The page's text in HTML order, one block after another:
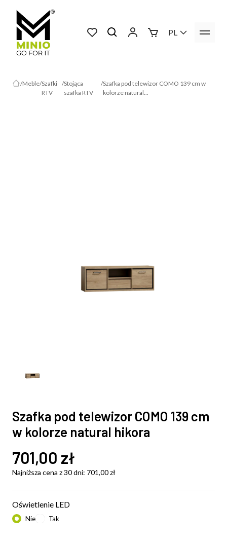
PL
Meble Szafki
RTV
Stojąca
szafka RTV
Szafka pod telewizor COMO 139 cm w
kolorze natural...
Szafka pod telewizor COMO 139 cm
w kolorze natural hikora
701,00 zł
Najniższa cena z 30 dni: 701,00zł
Oświetlenie LED
Nie Tak